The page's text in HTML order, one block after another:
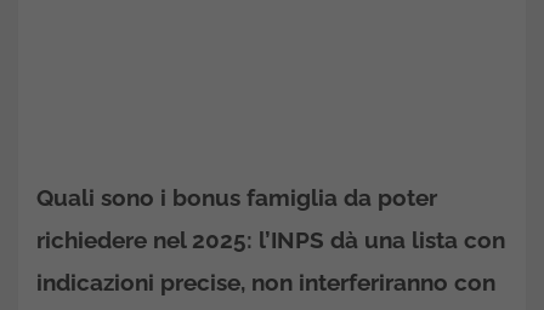
Quali sono i bonus famiglia da poter
richiedere nel 2025: l’INPS dà una lista con
indicazioni precise, non interferiranno con